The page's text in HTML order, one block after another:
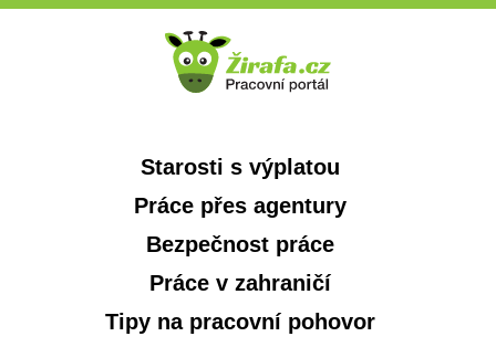
Starosti s výplatou
Práce přes agentury
Bezpečnost práce
Práce v zahraničí
Tipy na pracovní pohovor